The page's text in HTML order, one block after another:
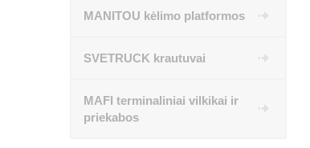
MANITOU kėlimo platformos
SVETRUCK krautuvai
MAFI terminaliniai vilkikai ir
priekabos